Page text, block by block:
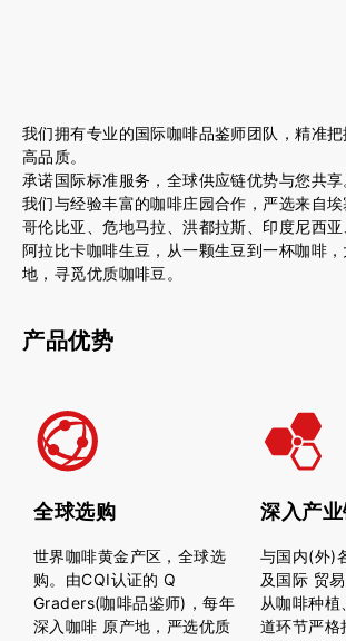
我们拥有专业的国际咖啡品鉴师团队，精准
高品质。
承诺国际标准服务，全球供应链优势与您共享
我们与经验丰富的咖啡庄园合作，严选来自埃
哥伦比亚、危地马拉、洪都拉斯、印度尼西
阿拉比卡咖啡生豆，从一颗生豆到一杯咖啡
地，寻觅优质咖啡豆。
产品优势
全球选购
世界咖啡黄金产区，全球选
购。由CQI认证的 Q
Graders(咖啡品鉴师)，每年
深入咖啡 原产地，严选优质
深入产
与国内(外)
及国际 贸
从咖啡种植
道环节严格